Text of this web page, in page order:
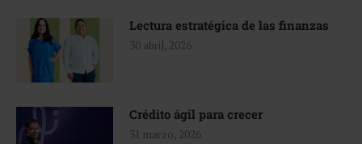
Lectura estratégica de las finanzas
30 abril, 2026
Crédito ágil para crecer
31 marzo, 2026